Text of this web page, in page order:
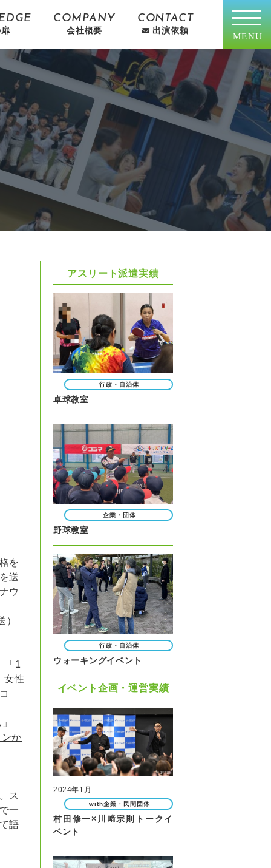
COMPANY
会社概要
CONTACT
出演依頼
MENU
を
送
ウ
「1
女性
」
か
ス
一
語
アスリート派遣実績
行政・自治体
卓球教室
企業・団体
野球教室
行政・自治体
ウォーキングイベント
イベント企画・運営実績
2024年1月
with企業・民間団体
村田修一×川﨑宗則トークイ
ベント